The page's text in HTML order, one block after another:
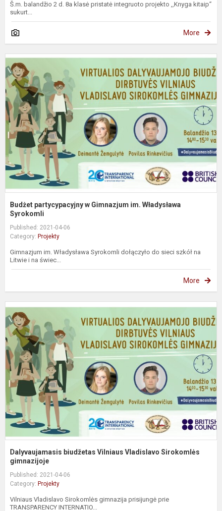
Š.m. balandžio 2 d. 8a klasė pristatė integruoto projekto ,,Knyga kitaip“
sukurt...
More
Budżet partycypacyjny w Gimnazjum im. Władysława
Syrokomli
Published: 2021-04-06
Category: Projekty
Gimnazjum im. Władysława Syrokomli dołączyło do sieci szkół na
Litwie i na świec...
More
Dalyvaujamasis biudžetas Vilniaus Vladislavo Sirokomlės
gimnazijoje
Published: 2021-04-06
Category: Projekty
Vilniaus Vladislavo Sirokomlės gimnazija prisijungė prie
TRANSPARENCY INTERNATIO...